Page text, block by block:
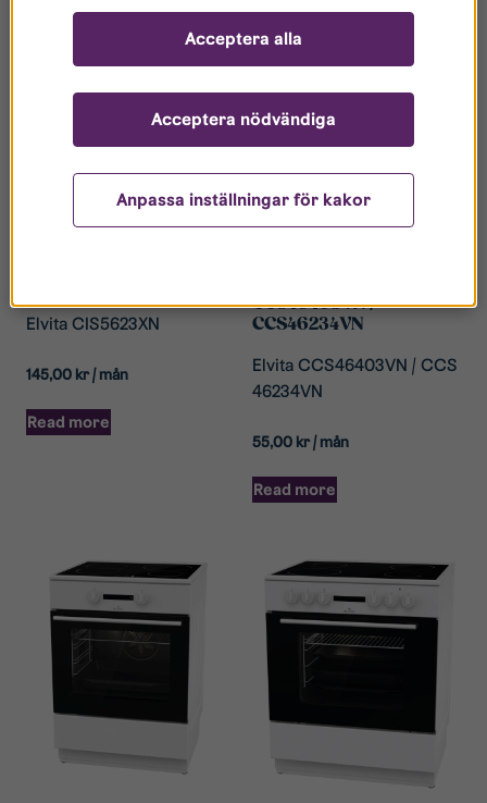
Elvita CIS5623XN
145,00 kr/ mån
Read more
CCS46403VN /
CCS46234VN
Elvita CCS46403VN / CCS
46234VN
55,00 kr/ mån
Read more
Anpassa inställningar för kakor
Acceptera nödvändiga
Acceptera alla